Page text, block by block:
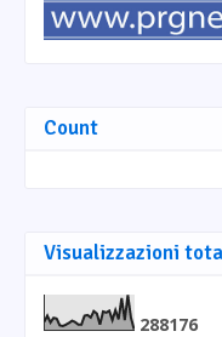
Count
Visualizzazioni
288176